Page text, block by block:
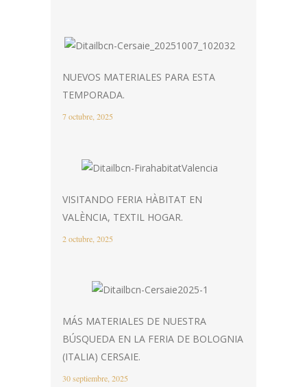
NUEVOS MATERIALES PARA ESTA
TEMPORADA.
7 octubre, 2025
VISITANDO FERIA HÀBITAT EN
VALÈNCIA, TEXTIL HOGAR.
2 octubre, 2025
MÁS MATERIALES DE NUESTRA
BÚSQUEDA EN LA FERIA DE BOLOGNIA
(ITALIA) CERSAIE.
30 septiembre, 2025